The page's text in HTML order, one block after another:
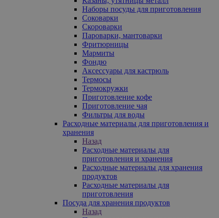
Наборы посуды для приготовления
Соковарки
Скороварки
Пароварки, мантоварки
Фритюрницы
Мармиты
Фондю
Аксессуары для кастрюль
Термосы
Термокружки
Приготовление кофе
Приготовление чая
Фильтры для воды
Расходные материалы для приготовления и
хранения
Назад
Расходные материалы для
приготовления и хранения
Расходные материалы для хранения
продуктов
Расходные материалы для
приготовления
Посуда для хранения продуктов
Назад